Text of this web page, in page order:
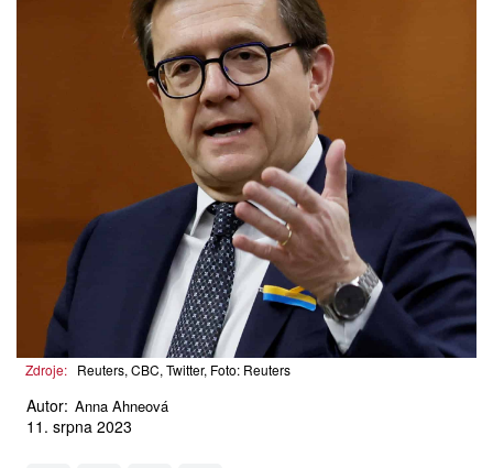
Zdroje: Reuters, CBC, Twitter, Foto: Reuters
Autor: Anna Ahneová
11. srpna 2023